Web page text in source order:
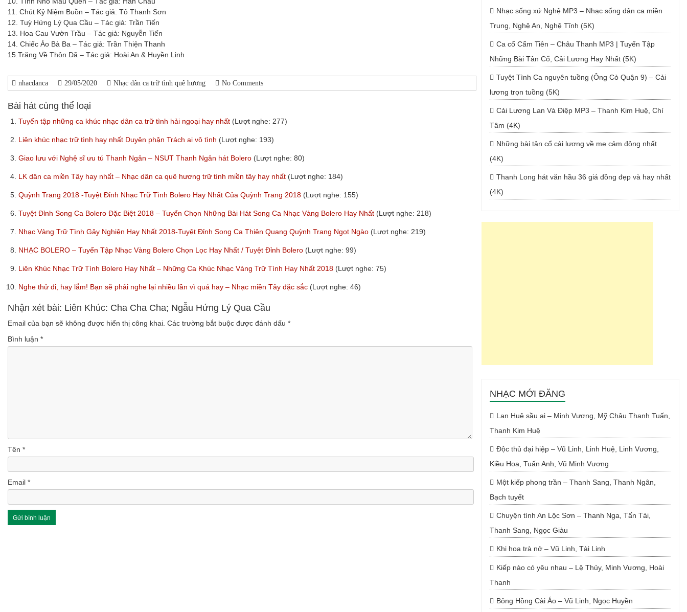
11. Chút Kỷ Niệm Buồn – Tác giả: Tô Thanh Sơn
12. Tuỳ Hứng Lý Qua Cầu – Tác giả: Trần Tiến
13. Hoa Cau Vườn Trầu – Tác giả: Nguyễn Tiến
14. Chiếc Áo Bà Ba – Tác giả: Trần Thiện Thanh
15.Trăng Về Thôn Dã – Tác giả: Hoài An & Huyền Linh
nhacdanca 29/05/2020 Nhạc dân ca trữ tình quê hương No Comments
Bài hát cùng thể loại
1. Tuyển tập những ca khúc nhạc dân ca trữ tình hải ngoại hay nhất (Lượt nghe: 277)
2. Liên khúc nhạc trữ tình hay nhất Duyên phận Trách ai vô tình (Lượt nghe: 193)
3. Giao lưu với Nghệ sĩ ưu tú Thanh Ngân – NSUT Thanh Ngân hát Bolero (Lượt nghe: 80)
4. LK dân ca miền Tây hay nhất – Nhạc dân ca quê hương trữ tình miền tây hay nhất (Lượt nghe: 184)
5. Quỳnh Trang 2018 -Tuyệt Đỉnh Nhạc Trữ Tình Bolero Hay Nhất Của Quỳnh Trang 2018 (Lượt nghe: 155)
6. Tuyệt Đỉnh Song Ca Bolero Đặc Biệt 2018 – Tuyển Chọn Những Bài Hát Song Ca Nhạc Vàng Bolero Hay Nhất (Lượt nghe: 218)
7. Nhạc Vàng Trữ Tình Gây Nghiện Hay Nhất 2018-Tuyệt Đỉnh Song Ca Thiên Quang Quỳnh Trang Ngọt Ngào (Lượt nghe: 219)
8. NHẠC BOLERO – Tuyển Tập Nhạc Vàng Bolero Chọn Lọc Hay Nhất / Tuyệt Đỉnh Bolero (Lượt nghe: 99)
9. Liên Khúc Nhạc Trữ Tình Bolero Hay Nhất – Những Ca Khúc Nhạc Vàng Trữ Tình Hay Nhất 2018 (Lượt nghe: 75)
10. Nghe thử đi, hay lắm! Bạn sẽ phải nghe lại nhiều lần vì quá hay – Nhạc miền Tây đặc sắc (Lượt nghe: 46)
Nhận xét bài: Liên Khúc: Cha Cha Cha; Ngẫu Hứng Lý Qua Cầu
Email của bạn sẽ không được hiển thị công khai. Các trường bắt buộc được đánh dấu *
Bình luận *
Tên *
Email *
Nhạc sống xứ Nghệ MP3 – Nhạc sống dân ca miền
Trung, Nghệ An, Nghệ Tĩnh (5K)
Ca cổ Cẩm Tiên – Châu Thanh MP3 | Tuyển Tập
Những Bài Tân Cổ, Cải Lương Hay Nhất (5K)
Tuyệt Tình Ca nguyên tuồng (Ông Cò Quận 9) – Cải
lương trọn tuồng (5K)
Cải Lương Lan Và Điệp MP3 – Thanh Kim Huệ, Chí
Tâm (4K)
Những bài tân cổ cải lương về mẹ cảm động nhất
(4K)
Thanh Long hát văn hầu 36 giá đồng đẹp và hay nhất
(4K)
NHẠC MỚI ĐĂNG
Lan Huệ sầu ai – Minh Vương, Mỹ Châu Thanh Tuấn,
Thanh Kim Huệ
Độc thủ đại hiệp – Vũ Linh, Linh Huệ, Linh Vương,
Kiều Hoa, Tuấn Anh, Vũ Minh Vương
Một kiếp phong trần – Thanh Sang, Thanh Ngân,
Bạch tuyết
Chuyện tình An Lộc Sơn – Thanh Nga, Tấn Tài,
Thanh Sang, Ngọc Giàu
Khi hoa trà nở – Vũ Linh, Tài Linh
Kiếp nào có yêu nhau – Lệ Thủy, Minh Vương, Hoài
Thanh
Bông Hồng Cài Áo – Vũ Linh, Ngọc Huyền